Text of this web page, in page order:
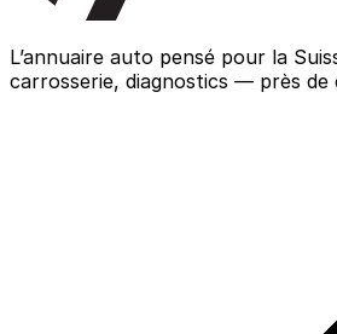
L’annuaire auto pensé pour la
carrosserie, diagnostics — près de